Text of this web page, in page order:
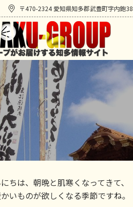
〒470-2324 愛知県知多郡武豊町字内鉋
ちは、朝晩と肌寒くなってきて、
いものが欲しくなる季節ですね。